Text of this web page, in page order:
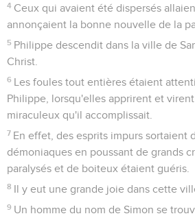
4 Ceux qui avaient été dispersés
annonçaient la bonne nouvelle de la
5 Philippe descendit dans la ville de
Christ.
6 Les foules tout entières étaient
Philippe, lorsqu'elles apprirent et
miraculeux qu'il accomplissait.
7 En effet, des esprits impurs sortaient
démoniaques en poussant de grands
paralysés et de boiteux étaient guéris.
8 Il y eut une grande joie dans cette
9 Un homme du nom de Simon se